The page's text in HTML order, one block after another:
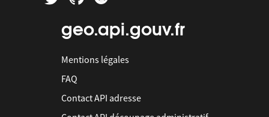
geo.api.gouv.fr
Mentions légales
FAQ
Contact API adresse